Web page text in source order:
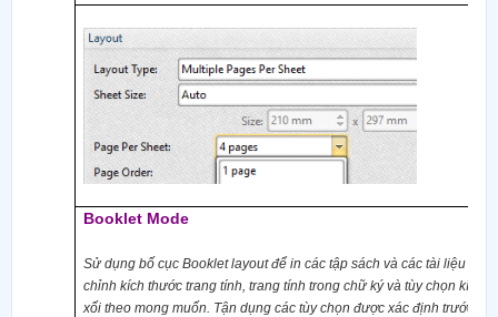
Booklet Mode
Sử dụng bố cục Booklet layout để in các tập sách và các tài liệu
chỉnh kích thước trang tính, trang tính trong chữ ký và tùy chọn kích
xối theo mong muốn. Tận dụng các tùy chọn được xác định trước